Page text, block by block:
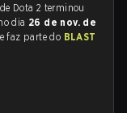
Dota 2 terminou
dia 26 de nov. de
e faz parte do BLAST